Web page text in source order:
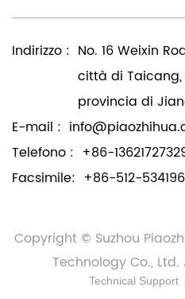
Indirizzo : No. 16 Weixin
città di Taicang,
provincia di
E-mail :
Telefono : +86-
Facsimile: +86-512-
Copyright © Suzhou
Technology Co.,